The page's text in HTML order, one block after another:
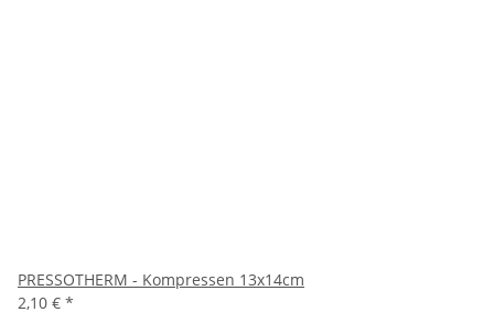
PRESSOTHERM - Kompressen 13x14cm
2,10 € *